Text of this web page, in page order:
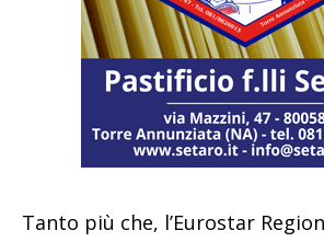
Tanto più che, l’Eurostar